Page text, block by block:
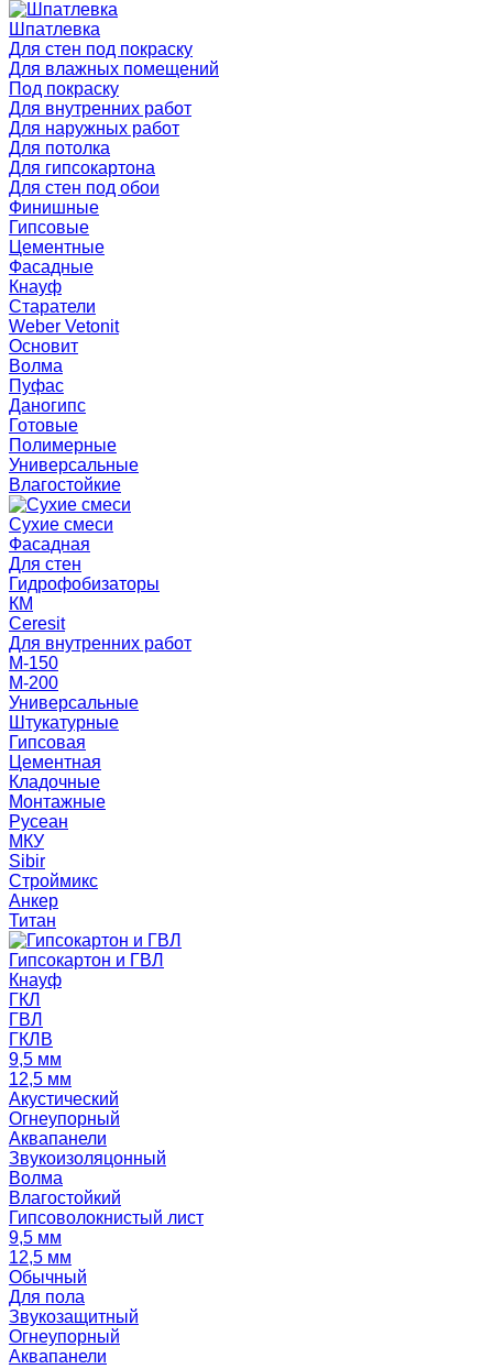
Шпатлевка
Для стен под покраску
Для влажных помещений
Под покраску
Для внутренних работ
Для наружных работ
Для потолка
Для гипсокартона
Для стен под обои
Финишные
Гипсовые
Цементные
Фасадные
Кнауф
Старатели
Weber Vetonit
Основит
Волма
Пуфас
Даногипс
Готовые
Полимерные
Универсальные
Влагостойкие
Сухие смеси
Фасадная
Для стен
Гидрофобизаторы
КМ
Ceresit
Для внутренних работ
М-150
М-200
Универсальные
Штукатурные
Гипсовая
Цементная
Кладочные
Монтажные
Русеан
МКУ
Sibir
Строймикс
Анкер
Титан
Гипсокартон и ГВЛ
Кнауф
ГКЛ
ГВЛ
ГКЛВ
9,5 мм
12,5 мм
Акустический
Огнеупорный
Аквапанели
Звукоизоляцонный
Волма
Влагостойкий
Гипсоволокнистый лист
9,5 мм
12,5 мм
Обычный
Для пола
Звукозащитный
Огнеупорный
Аквапанели